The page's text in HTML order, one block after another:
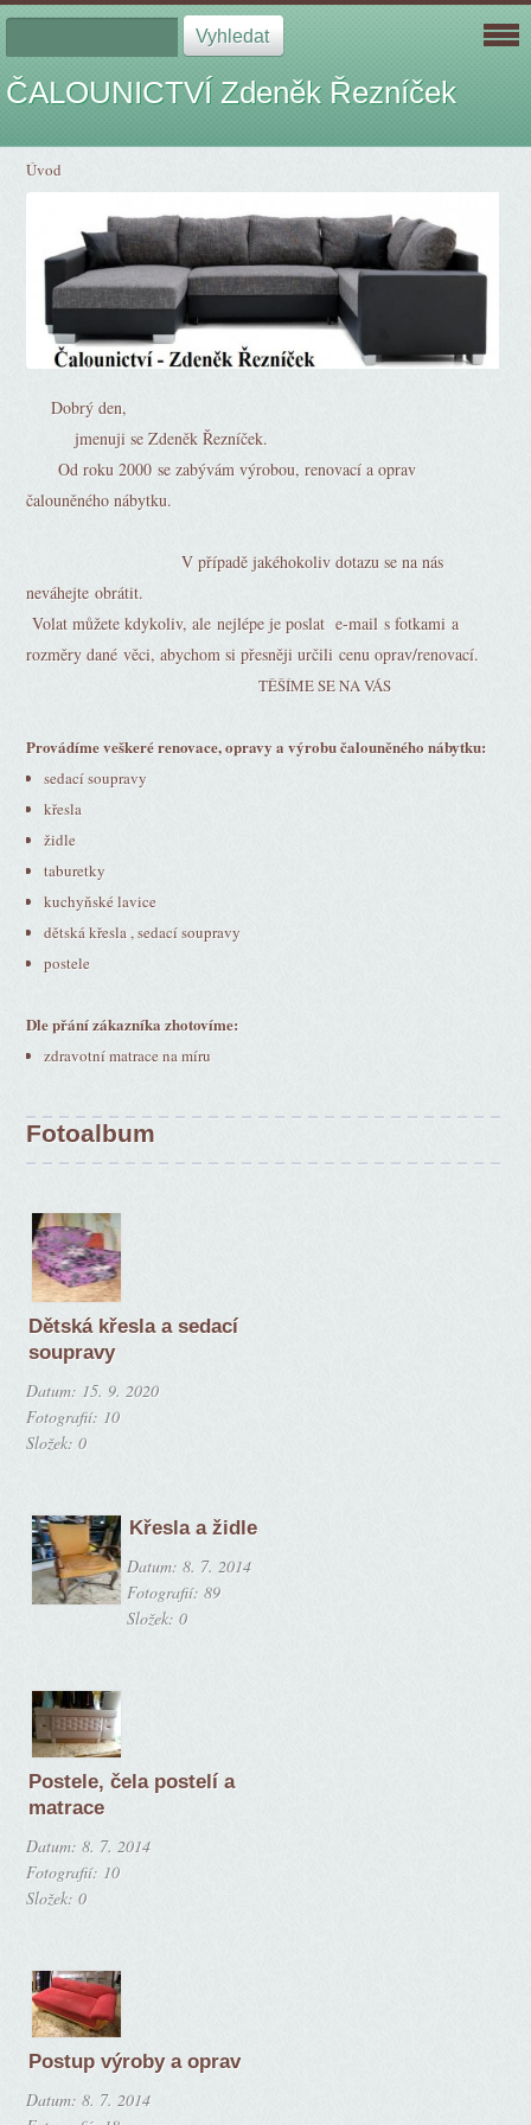
ČALOUNICTVÍ Zdeněk Řezníček
Úvod
Dobrý den,
jmenuji se Zdeněk Řezníček.
Od roku 2000 se zabývám výrobou, renovací a oprav
čalouněného nábytku.
V případě jakéhokoliv dotazu se na nás
neváhejte obrátit.
Volat můžete kdykoliv, ale nejlépe je poslat e-mail s fotkami a
rozměry dané věci, abychom si přesněji určili cenu oprav/renovací.
TĚŠÍME SE NA VÁS
Provádíme veškeré renovace, opravy a výrobu čalouněného nábytku:
sedací soupravy
křesla
židle
taburetky
kuchyňské lavice
dětská křesla , sedací soupravy
postele
Dle přání zákazníka zhotovíme:
zdravotní matrace na míru
Fotoalbum
Dětská křesla a sedací
soupravy
Datum: 15. 9. 2020
Fotografií: 10
Složek:0
Křesla a židle
Datum:8. 7. 2014
Fotografií:89
Složek:0
Postele, čela postelí a
matrace
Datum:8. 7. 2014
Fotografií: 10
Složek:0
Postup výroby a oprav
Datum:8. 7. 2014